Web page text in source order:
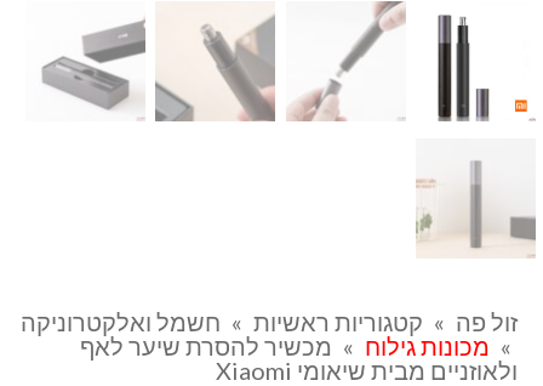
זול פה » קטגוריות ראשיות » חשמל ואלקטרוניקה
» מכונות גילוח » מכשיר להסרת שיער לאף
ולאוזניים מבית שיאומי Xiaomi